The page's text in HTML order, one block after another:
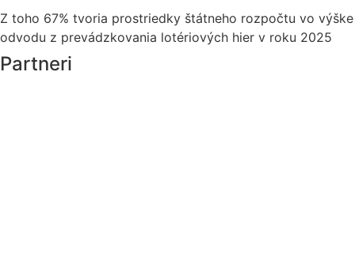
Z toho 67% tvoria prostriedky štátneho rozpočtu vo výške
odvodu z prevádzkovania lotériových hier v roku 2025
Partneri